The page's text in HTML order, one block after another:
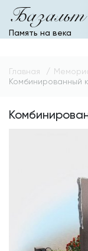
Базальт
Память на века
Главная
Комбинированный